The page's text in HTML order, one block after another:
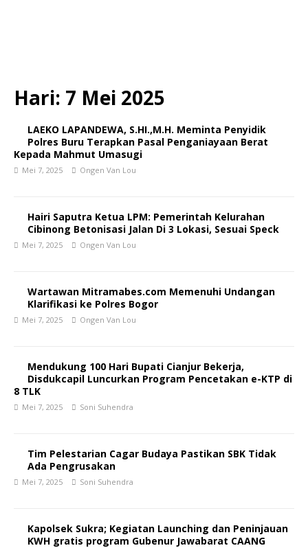
Hari: 7 Mei 2025
LAEKO LAPANDEWA, S.HI.,M.H. Meminta Penyidik
Polres Buru Terapkan Pasal Penganiayaan Berat
Kepada Mahmut Umasugi
Mei 7, 2025 Ongen Van Lou
Hairi Saputra Ketua LPM: Pemerintah Kelurahan
Cibinong Betonisasi Jalan Di 3 Lokasi, Sesuai Speck
Mei 7, 2025 Ongen Van Lou
Wartawan Mitramabes.com Memenuhi Undangan
Klarifikasi ke Polres Bogor
Mei 7, 2025 Ongen Van Lou
Mendukung 100 Hari Bupati Cianjur Bekerja,
Disdukcapil Luncurkan Program Pencetakan e-KTP di
8 TLK
Mei 7, 2025 Soni Suhendra
Tim Pelestarian Cagar Budaya Pastikan SBK Tidak
Ada Pengrusakan
Mei 7, 2025 Soni Suhendra
Kapolsek Sukra; Kegiatan Launching dan Peninjauan
KWH gratis program Gubenur Jawabarat CAANG